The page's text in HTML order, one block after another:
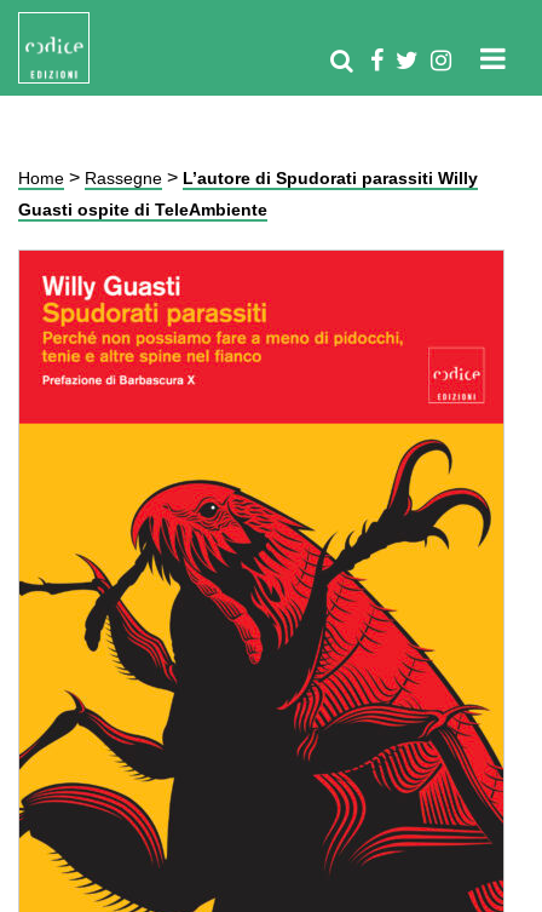
Home > Rassegne > L’autore di Spudorati parassiti Willy
Guasti ospite di TeleAmbiente